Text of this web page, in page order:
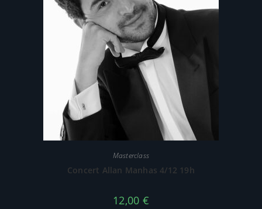
Masterclass
Concert Allan Manhas 4/12 19h
12,00 €